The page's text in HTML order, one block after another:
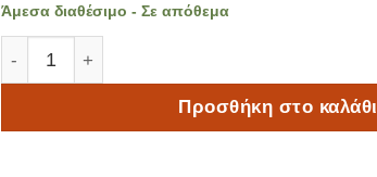
Άμεσα διαθέσιμο - Σε απόθεμα
Προσθήκη στο καλάθι